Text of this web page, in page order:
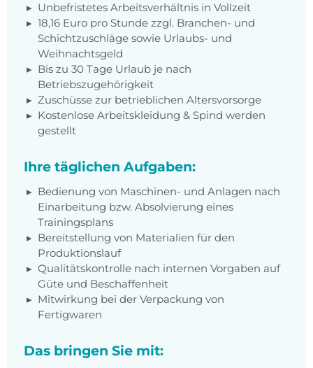
Unbefristetes Arbeitsverhältnis in Vollzeit
18,16 Euro pro Stunde zzgl. Branchen- und
Schichtzuschläge sowie Urlaubs- und
Weihnachtsgeld
Bis zu 30 Tage Urlaub je nach
Betriebszugehörigkeit
Zuschüsse zur betrieblichen Altersvorsorge
Kostenlose Arbeitskleidung & Spind werden
gestellt
Ihre täglichen Aufgaben:
Bedienung von Maschinen- und Anlagen nach
Einarbeitung bzw. Absolvierung eines
Trainingsplans
Bereitstellung von Materialien für den
Produktionslauf
Qualitätskontrolle nach internen Vorgaben auf
Güte und Beschaffenheit
Mitwirkung bei der Verpackung von
Fertigwaren
Das bringen Sie mit: